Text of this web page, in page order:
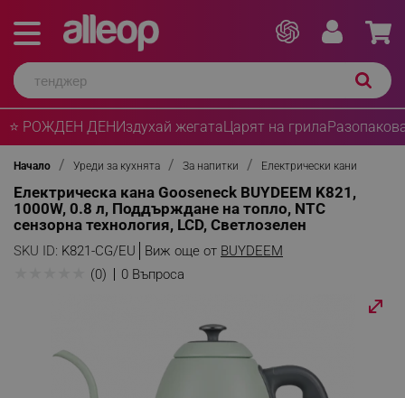
⭐ РОЖДЕН ДЕНИздухай жегатаЦарят на грила
Начало Уреди за кухнята За напитки Електрически кани
Електрическа кана Gooseneck BUYDEEM K821,
1000W, 0.8 л, Поддърждане на топло, NTC
сензорна технология, LCD, Светлозелен
SKU ID: K821-CG/EU Виж още от BUYDEEM
(0) 0 Въпроса